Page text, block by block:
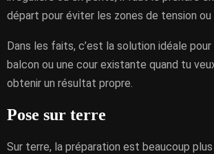
départ pour éviter les zones de tension
Dans les faits, c’est la solution idéale pour
balcon ou une cour existante quand tu
obtenir un résultat propre.
Pose sur terre
Sur terre, la préparation est beaucoup